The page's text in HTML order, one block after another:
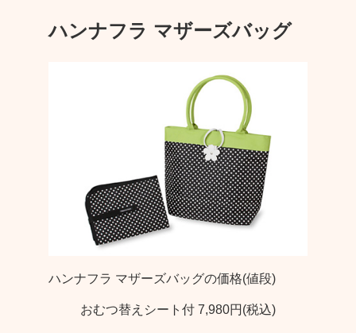
ハンナフラ マザーズバッグ
ハンナフラ マザーズバッグの価格(値段)
おむつ替えシート付 7,980円(税込)